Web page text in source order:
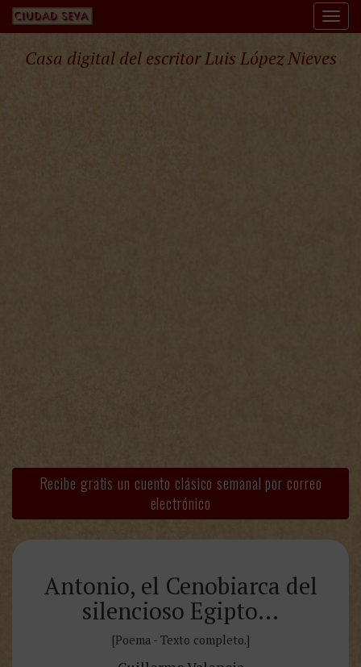
Casa digital del escritor Luis López Nieves
Recibe gratis un cuento clásico semanal por correo
electrónico
Antonio, el Cenobiarca del
silencioso Egipto…
[Poema - Texto completo.]